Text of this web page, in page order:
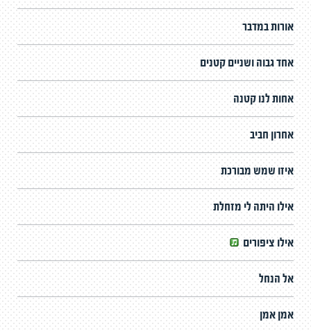
אורות במדבר
אחד גבוה ושניים קטנים
אחות לנו קטנה
אחרון חביב
איזו שמש מבורכת
אילו היתה לי מזחלת
אילו ציפורים
אל הנחל
אמן אמן